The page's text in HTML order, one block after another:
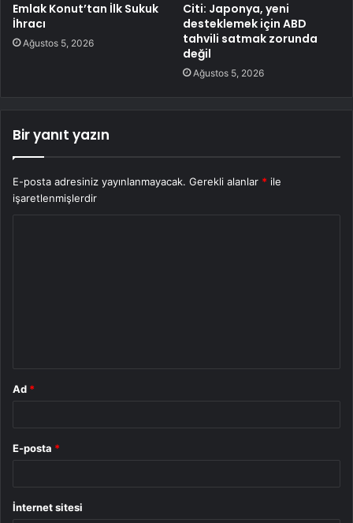
Emlak Konut’tan İlk Sukuk
İhracı
Ağustos 5, 2026
Citi: Japonya, yeni
desteklemek için ABD
tahvili satmak zorunda
değil
Ağustos 5, 2026
Bir yanıt yazın
E-posta adresiniz yayınlanmayacak. Gerekli alanlar * ile
işaretlenmişlerdir
Ad *
E-posta *
İnternet sitesi